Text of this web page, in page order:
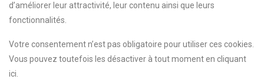
d’améliorer leur attractivité, leur contenu ainsi que leurs
fonctionnalités.
Votre consentement n’est pas obligatoire pour utiliser ces cookies.
Vous pouvez toutefois les désactiver à tout moment en cliquant
ici.